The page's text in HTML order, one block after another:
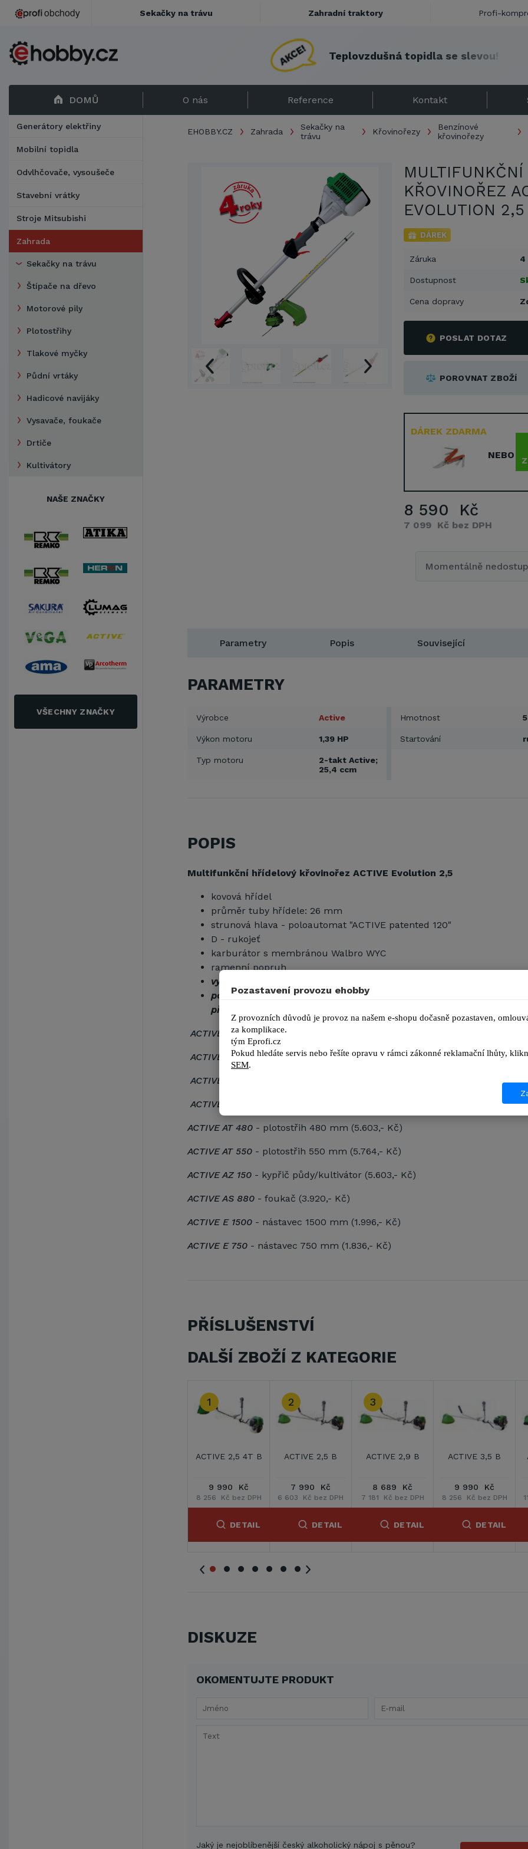
Teplovzdušná topidla se slevou
DOMŮ O nás Reference Kontakt
Generátory elektřiny
Mobilní topidla
Odvlhčovače, vysoušeče
Stavební vrátky
Stroje Mitsubishi
Zahrada
Sekačky na trávu
Štípače na dřevo
Motorové pily
Plotostřihy
Tlakové myčky
Půdní vrtáky
Hadicové navijáky
Vysavače, foukače
Drtiče
Kultivátory
NAŠE ZNAČKY
VŠECHNY ZNAČKY
EHOBBY.CZ Zahrada
Sekačky na
trávu
Křovinořezy
Benzínové
křovinořezy
MULTIFUNKČNÍ
KŘOVINOŘEZ
EVOLUTION 2,5
DÁREK
Záruka 4
Dostupnost
Cena dopravy
POSLAT DOTAZ
POROVNAT ZBOŽÍ
DÁREK ZDARMA
NEBO
8 590 Kč
7 099 Kč bez DPH
Momentálně
Parametry Popis Související
PARAMETRY
Výrobce Active Hmotnost
Výkon motoru 1,39 HP Startování
Typ motoru
2-takt Active;
25,4 ccm
POPIS
Multifunkční hřídelový křovinořez ACTIVE Evolution 2,5
kovová hřídel
průměr tuby hřídele: 26 mm
strunová hlava - poloautomat "ACTIVE patented 120"
D - rukojeť
karburátor s membránou Walbro WYC
ramenní popruh
vyžínač ACTIVE AD 120 v základní výbavě (cena: 2.397,- Kč + DPH)
pomocí půlené hřídele je možné k základnímu tělesu připojit další
přiobjednat, uvedené ceny nezahrnují DPH):
ACTIVE AP 9014- řetězová pila přímá 203 mm (4.802,- Kč)
ACTIVE AP 3514- řetězová pila úhlová 203 mm (4.802,- Kč)
ACTIVE AP 9038
ACTIVE AP 3538
ACTIVE AT 480 - plotostřih 480 mm (5.603,- Kč)
ACTIVE AT 550 - plotostřih 550 mm (5.764,- Kč)
ACTIVE AZ 150 - kypřič půdy/kultivátor (5.603,- Kč)
ACTIVE AS 880 - foukač (3.920,- Kč)
ACTIVE E 1500 - nástavec 1500 mm (1.996,- Kč)
ACTIVE E 750 - nástavec 750 mm (1.836,- Kč)
PŘÍSLUŠENSTVÍ
DALŠÍ ZBOŽÍ Z KATEGORIE
ACTIVE 3,5 B
9 990 Kč
8 256 Kč bez DPH
DETAIL
ACTIVE 4,0 BT
13 990 Kč
11 562 Kč bez DPH
DETAIL
ACTIVE 4,5 BT
13 489 Kč
11 148 Kč bez DPH
DETAIL
ACTIVE 5,5 BT
14 389 Kč
11 892 Kč bez DPH
DETAIL
DISKUZE
OKOMENTUJTE PRODUKT
Jaký je nejoblíbenější český alkoholický nápoj s pěnou?
Sekačky na trávu Zahradní traktory Profi-
Pozastavení provozu ehobby
Z provozních důvodů je provoz na našem e-shopu dočasně pozastaven,
za komplikace.
tým Eprofi.cz
Pokud hledáte servis nebo řešíte opravu v rámci zákonné reklamační lhůty, kl
SEM.